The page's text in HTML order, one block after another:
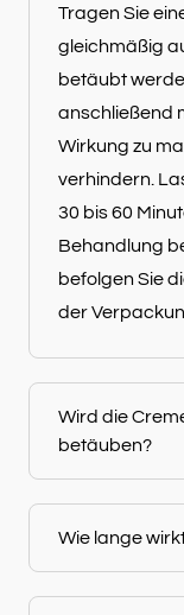
Tragen Sie
gleichmäßig
betäubt
anschließend
Wirkung zu
verhindern.
30 bis 60
Behandlung
befolgen Sie
der
Wird die
betäuben?
Wie lange